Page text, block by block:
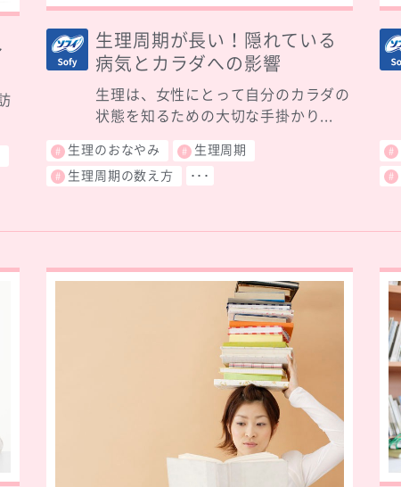
生理周期が長い！隠れている
病気とカラダへの影響
生理は、女性にとって自分のカラダの
状態を知るための大切な手掛かり...
生理のおなやみ 生理周期
生理周期の数え方 ･･･